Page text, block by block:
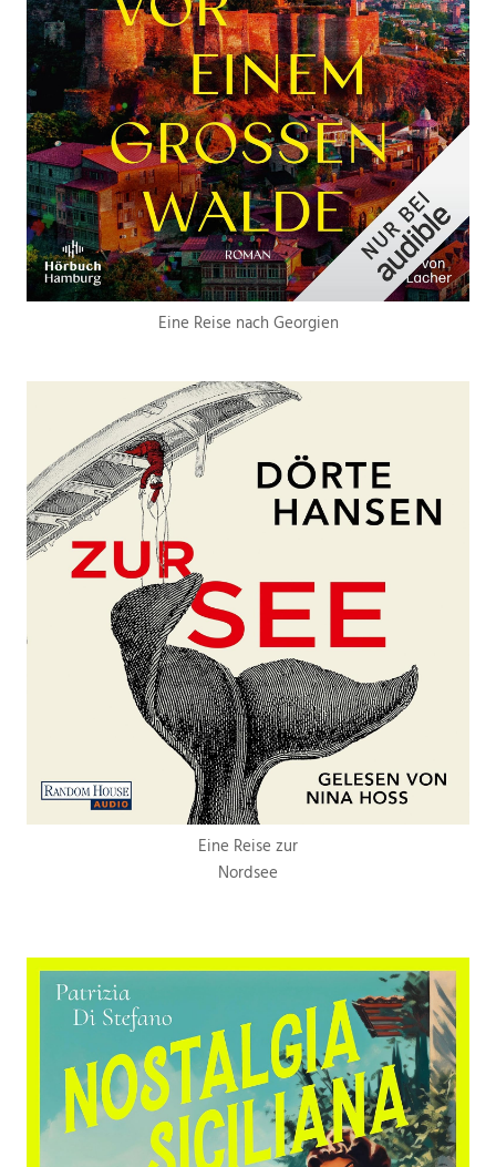
Eine Reise nach Georgien
Eine Reise zur
Nordsee